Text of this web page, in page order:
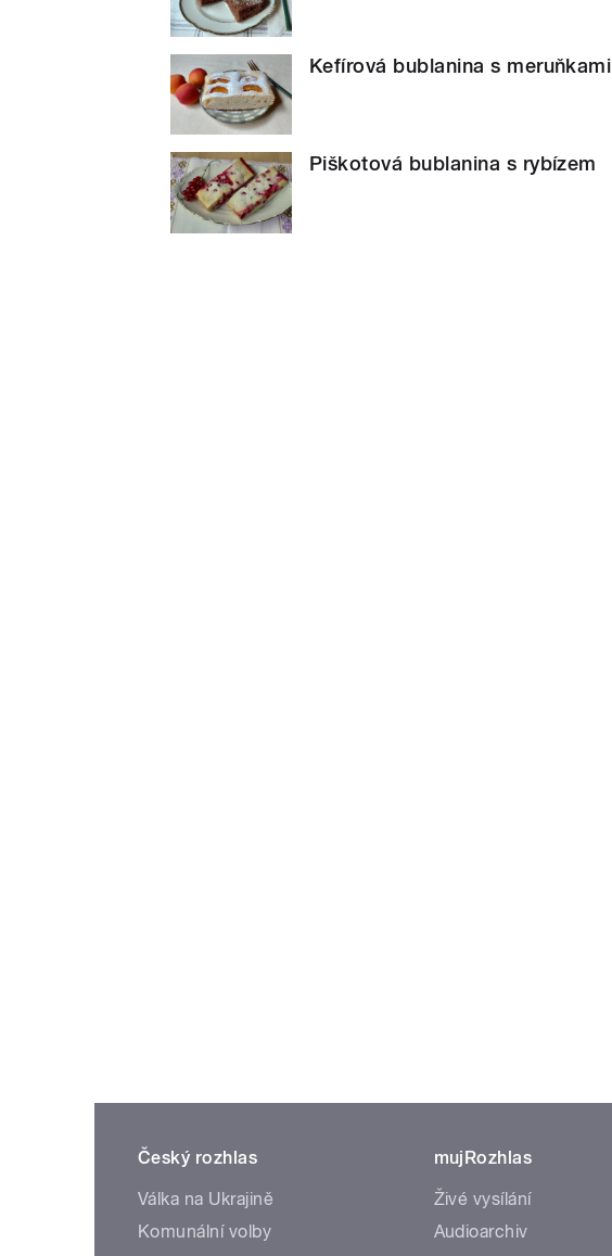
Kefírová bublanina s meruňkami
Piškotová bublanina s rybízem
Český rozhlas
Válka na Ukrajině
Komunální volby
mujRozhlas
Živé vysílání
Audioarchiv